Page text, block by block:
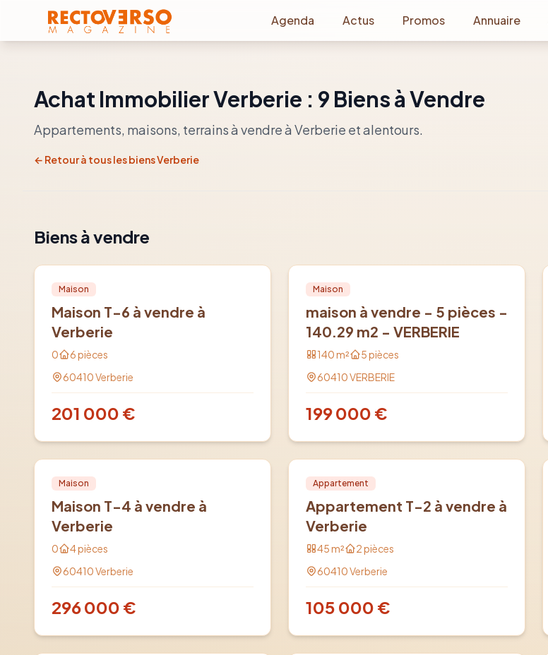
Aller au contenu principal
Agenda
Actus Promos Annuaire
Achat ImmobilierVerberie : 9 Biens à Vendre
Appartements, maisons, terrains à vendre à Verberie et alentours.
← Retour à tous les biensVerberie
Biens à vendre
Vente PRO
Maison
Maison T-6 à vendre à
Verberie
0 6pièces
60410Verberie
201 000 €
Vente PRO
Maison
maison à vendre - 5 pièces -
140.29 m2 - VERBERIE
140m² 5pièces
60410VERBERIE
199 000 €
Vente PRO
Maison
Maison T-4 à vendre à
Verberie
0 4pièces
60410Verberie
296 000 €
Vente PRO
Appartement
Appartement T-2 à vendre à
Verberie
45m² 2pièces
60410Verberie
105 000 €